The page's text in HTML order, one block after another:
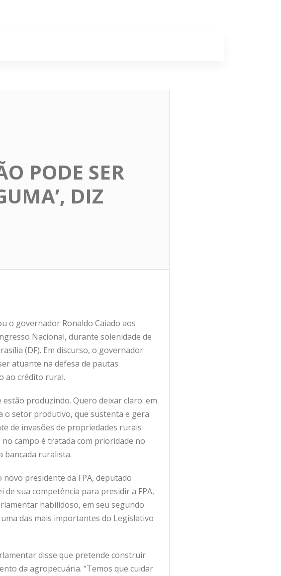
PODE SER
DIZ
o governador Ronaldo Caiado aos
Nacional, durante solenidade de
(DF). Em discurso, o governador
atuante na defesa de pautas
ao crédito rural.
produzindo. Quero deixar claro: em
o setor produtivo, que sustenta e gera
de invasões de propriedades rurais
campo é tratada com prioridade no
bancada ruralista.
presidente da FPA, deputado
de sua competência para presidir a FPA,
habilidoso, em seu segundo
das mais importantes do Legislativo
disse que pretende construir
da agropecuária. “Temos que cuidar